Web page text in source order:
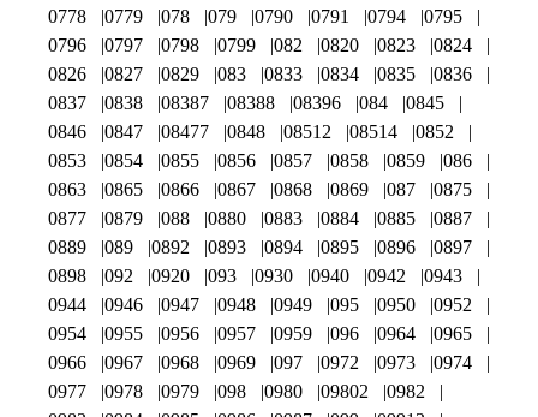
0778
0779 078 079 0790 0791 0794
0795
0796
0797 0798 0799 082 0820 0823
0824
0826
0827 0829 083 0833 0834 0835
0836
0837
0838 08387 08388 08396 084
0845
0846
0847 08477 0848 08512 08514
0852
0853
0854 0855 0856 0857 0858 0859
086
0863
0865 0866 0867 0868 0869 087
0875
0877
0879 088 0880 0883 0884 0885
0887
0889
089 0892 0893 0894 0895 0896
0897
0898
092 0920 093 0930 0940 0942
0943
0944
0946 0947 0948 0949 095 0950
0952
0954
0955 0956 0957 0959 096 0964
0965
0966
0967 0968 0969 097 0972 0973
0974
0977
0978 0979 098 0980 09802
0982